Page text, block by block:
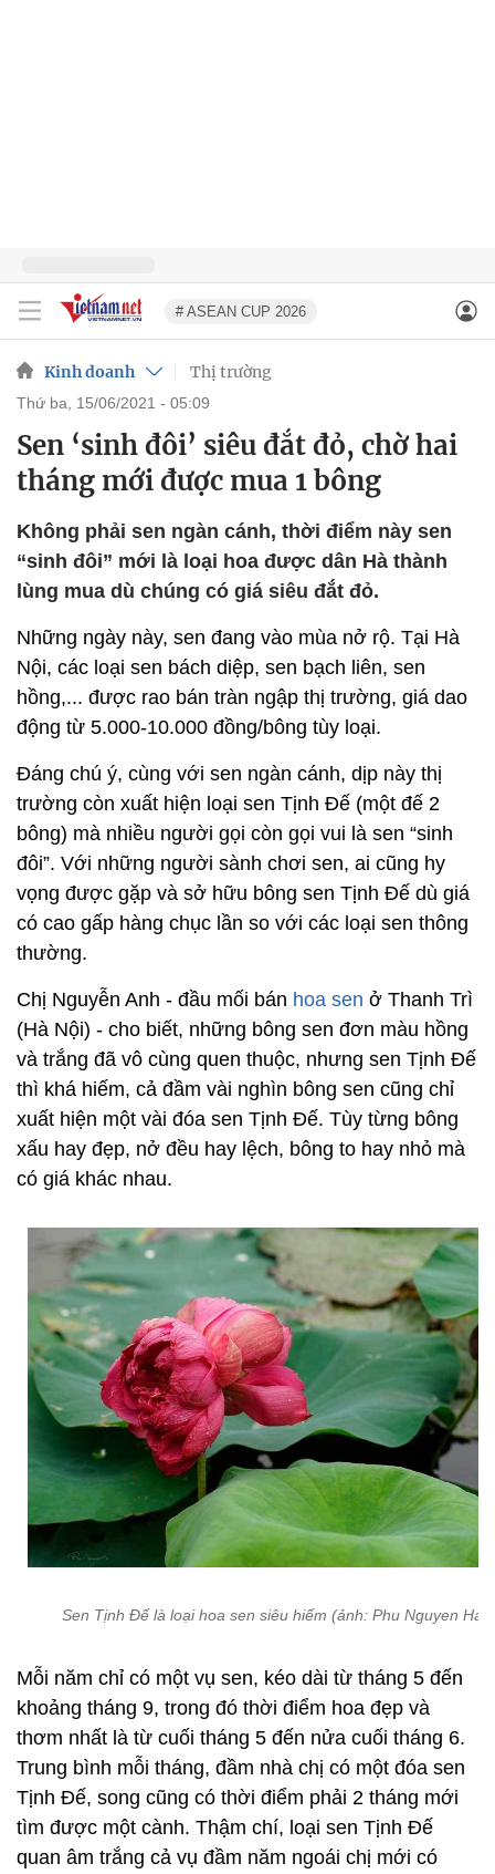
# ASEAN CUP 2026
Kinh doanh Thị trường
thứ ba, 15/06/2021 - 05:09
Sen ‘sinh đôi’ siêu đắt đỏ, chờ hai
tháng mới được mua 1 bông
Không phải sen ngàn cánh, thời điểm này sen
“sinh đôi” mới là loại hoa được dân Hà thành
lùng mua dù chúng có giá siêu đắt đỏ.
Những ngày này, sen đang vào mùa nở rộ. Tại Hà
Nội, các loại sen bách diệp, sen bạch liên, sen
hồng,... được rao bán tràn ngập thị trường, giá dao
động từ 5.000-10.000 đồng/bông tùy loại.
Đáng chú ý, cùng với sen ngàn cánh, dịp này thị
trường còn xuất hiện loại sen Tịnh Đế (một đế 2
bông) mà nhiều người gọi còn gọi vui là sen “sinh
đôi”. Với những người sành chơi sen, ai cũng hy
vọng được gặp và sở hữu bông sen Tịnh Đế dù giá
có cao gấp hàng chục lần so với các loại sen thông
thường.
Chị Nguyễn Anh - đầu mối bán hoa sen ở Thanh Trì
(Hà Nội) - cho biết, những bông sen đơn màu hồng
và trắng đã vô cùng quen thuộc, nhưng sen Tịnh Đế
thì khá hiếm, cả đầm vài nghìn bông sen cũng chỉ
xuất hiện một vài đóa sen Tịnh Đế. Tùy từng bông
xấu hay đẹp, nở đều hay lệch, bông to hay nhỏ mà
có giá khác nhau.
Sen Tịnh Đế là loại hoa sen siêu hiếm (ảnh: Phu Nguyen Ha)
Mỗi năm chỉ có một vụ sen, kéo dài từ tháng 5 đến
khoảng tháng 9, trong đó thời điểm hoa đẹp và
thơm nhất là từ cuối tháng 5 đến nửa cuối tháng 6.
Trung bình mỗi tháng, đầm nhà chị có một đóa sen
Tịnh Đế, song cũng có thời điểm phải 2 tháng mới
tìm được một cành. Thậm chí, loại sen Tịnh Đế
quan âm trắng cả vụ đầm năm ngoái chị mới có